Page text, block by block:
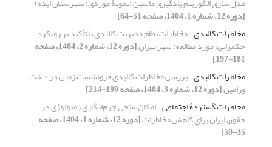
[دوره 12، شماره 1، 1404، صفحه 51-64]
مخاطرات کالبدی مخاطرات نظام مدیریت کالبدی با تأکید بر رویکرد
حکمرانی؛ مورد مطالعه: شهر تهران [دوره 12، شماره 2، 1404، صفحه
181-197]
مخاطرات کالبدی بررسی مخاطرات کالبدی فرونشست زمین در دشت
ورامین[دوره 12، شماره 3، 1404، صفحه 199-214]
مخاطرات گستردۀ اجتماعی امکان‌سنجی جرم‌انگاری زمیولوژی در
حقوق ایران برای کاهش مخاطرات [دوره 12، شماره 1، 1404، صفحه
35-50]